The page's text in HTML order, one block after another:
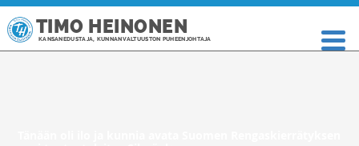
TIMO HEINONEN
KANSANEDUSTAJA, KUNNANVALTUUSTON PUHEENJOHTAJA